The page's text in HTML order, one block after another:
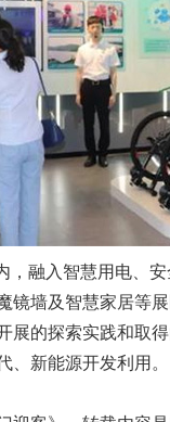
融入智慧用电、
墙及智慧家居等
的探索实践和取
新能源开发利用。